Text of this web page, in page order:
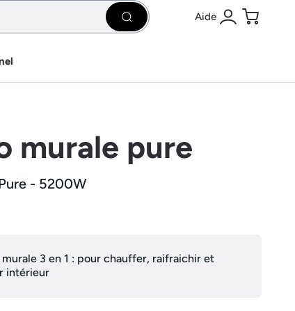
Rechercher Aide
Se connecter
Panier
murale pure
- 5200W
murale 3 en 1 : pour chauffer, raifraichir et
intérieur